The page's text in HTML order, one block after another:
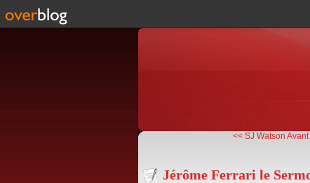
<< SJ Watson
Jérôme Ferrari le